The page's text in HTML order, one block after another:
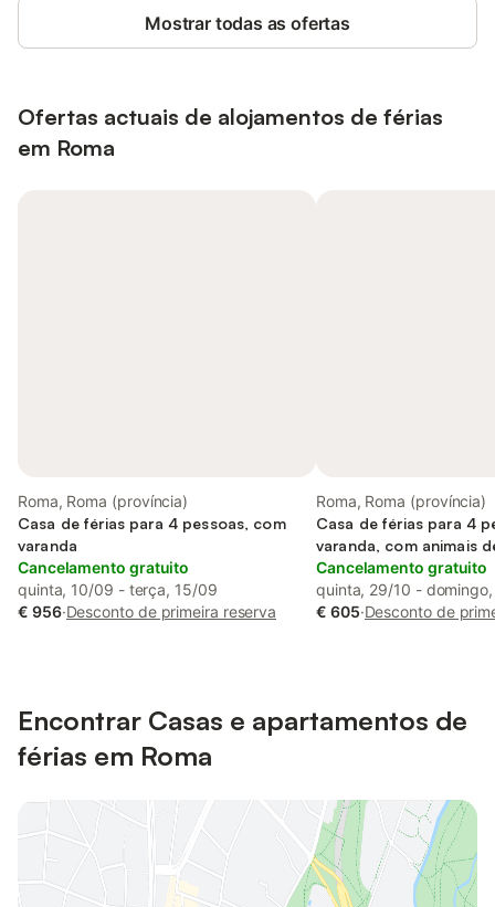
Mostrar todas as ofertas
Ofertas actuais de alojamentos de férias
em Roma
Roma, Roma (província)
Casa de férias para 4 pessoas, com
varanda
Cancelamento gratuito
quinta, 10/09 - terça, 15/09
€ 956·Desconto de primeira reserva
Roma, Roma (província)
Casa de férias para 4
varanda, com animais
Cancelamento gratuito
quinta, 29/10 - domingo,
€ 605·Desconto de
Encontrar Casas e apartamentos de
férias em Roma